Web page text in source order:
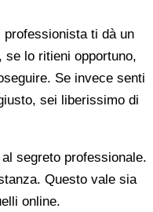
professionista ti dà un
se lo ritieni opportuno,
Se invece senti
sei liberissimo di
segreto professionale.
Questo vale sia
online.